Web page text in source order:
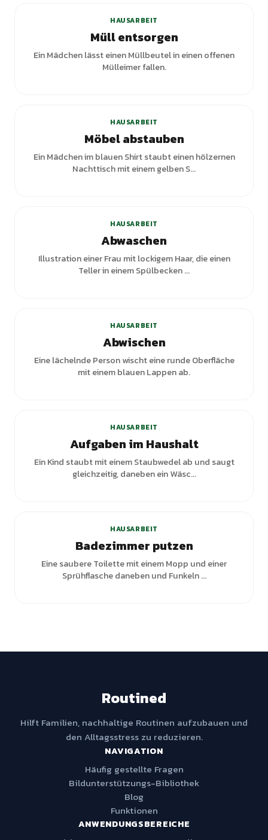
HAUSARBEIT
Müll entsorgen
Ein Mädchen lässt einen Müllbeutel in einen offenen
Mülleimer fallen.
HAUSARBEIT
Möbel abstauben
Ein Mädchen im blauen Shirt staubt einen hölzernen
Nachttisch mit einem gelben S...
HAUSARBEIT
Abwaschen
Illustration einer Frau mit lockigem Haar, die einen
Teller in einem Spülbecken ...
HAUSARBEIT
Abwischen
Eine lächelnde Person wischt eine runde Oberfläche
mit einem blauen Lappen ab.
HAUSARBEIT
Aufgaben im Haushalt
Ein Kind staubt mit einem Staubwedel ab und saugt
gleichzeitig, daneben ein Wäsc...
HAUSARBEIT
Badezimmer putzen
Eine saubere Toilette mit einem Mopp und einer
Sprühflasche daneben und Funkeln ...
Routined
Hilft Familien, nachhaltige Routinen aufzubauen und
den Alltagsstress zu reduzieren.
NAVIGATION
Häufig gestellte Fragen
Bildunterstützungs-Bibliothek
Blog
Funktionen
ANWENDUNGSBEREICHE